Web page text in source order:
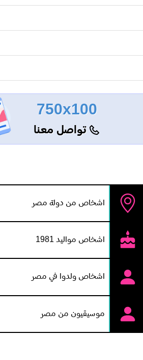
750x100
تواصل معنا
اشخاص من دولة مصر
اشخاص مواليد 1981
اشخاص ولدوا في مصر
موسيقيون من مصر